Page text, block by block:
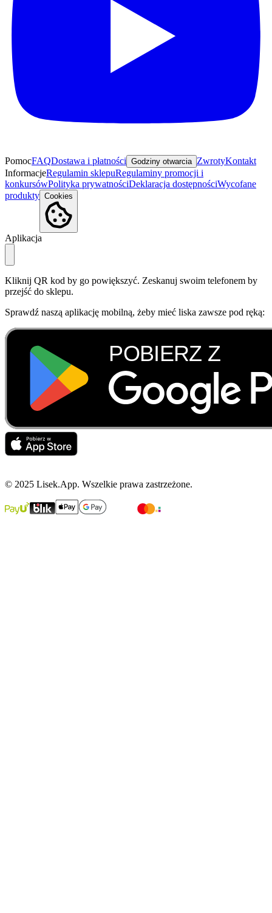
PomocFAQDostawa i płatności Godziny otwarcia ZwrotyKontakt
InformacjeRegulamin sklepuRegulaminy promocji i
konkursówPolityka prywatnościDeklaracja dostępnościWycofane
produkty Cookies
Aplikacja
Kliknij QR kod by go powiększyć. Zeskanuj swoim telefonem by
przejść do sklepu.
Sprawdź naszą aplikację mobilną, żeby mieć liska zawsze pod ręką:
© 2025 Lisek.App. Wszelkie prawa zastrzeżone.